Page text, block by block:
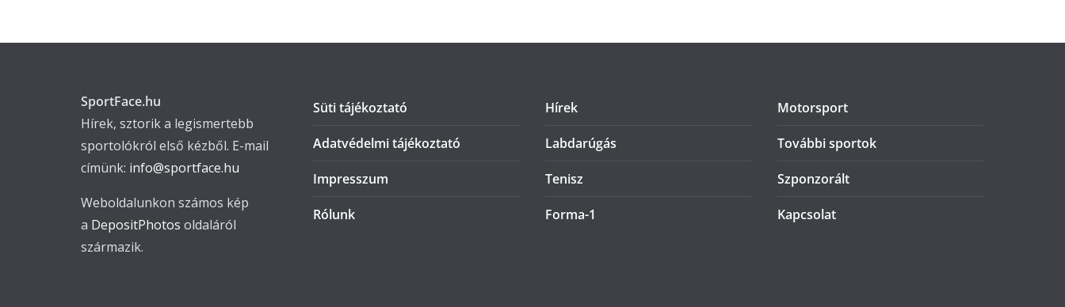
SportFace.hu
Hírek, sztorik a legismertebb
sportolókról első kézből. E-mail
címünk: info@sportface.hu
Weboldalunkon számos kép
a DepositPhotos oldaláról
származik.
Süti tájékoztató
Adatvédelmi tájékoztató
Impresszum
Rólunk
Hírek
Labdarúgás
Tenisz
Forma-1
Motorsport
További sportok
Szponzorált
Kapcsolat